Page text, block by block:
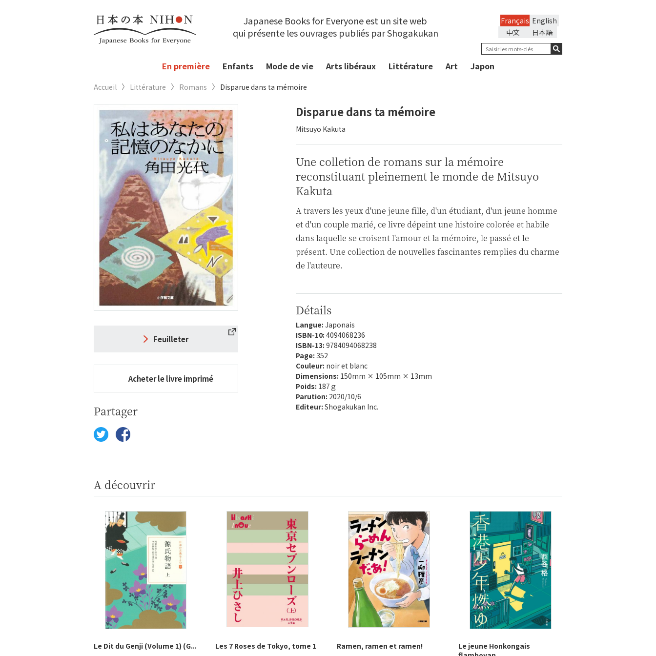
Japanese Books for Everyone est un site web
qui présente les ouvrages publiés par Shogakukan
English
Français
日本語
中文
En première Enfants Mode de vie Arts libéraux Littérature Art Japon
Accueil Littérature Romans Disparue dans ta mémoire
Disparue dans ta mémoire
Mitsuyo Kakuta
Une colletion de romans sur la mémoire
reconstituant pleinement le monde de Mitsuyo
Kakuta
A travers les yeux d'une jeune fille, d'un étudiant, d'un jeune homme
et d'un couple marié, ce livre dépeint une histoire colorée et habile
dans laquelle se croisent l'amour et la mémoire, le passé et le
présent. Une collection de nouvelles fascinantes remplies du charme
de l'auteure.
Détails
Langue: Japonais
ISBN-10: 4094068236
ISBN-13: 9784094068238
Page: 352
Couleur: noir et blanc
Dimensions: 150mm × 105mm × 13mm
Poids: 187ｇ
Parution: 2020/10/6
Editeur: Shogakukan Inc.
Feuilleter
Acheter le livre imprimé
Partager
A découvrir
Le Dit du Genji (Volume 1) (G...
Les 7 Roses de Tokyo, tome 1
Ramen, ramen et ramen!
Le jeune Honkongais